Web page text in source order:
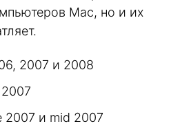
Mac, но и их
2007 и 2008
2007 и mid 2007